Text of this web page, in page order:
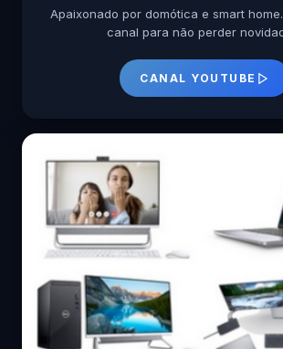
Apaixonado por domótica e smart
canal para não perder
CANAL YOUTUBE